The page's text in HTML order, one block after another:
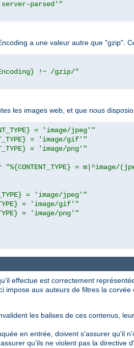
'server-parsed'"
a une valeur autre que "gzip".
!~ /gzip/"
les images web, et que nous
= 'image/jpeg'"
= 'image/gif'"
= 'image/png'"
"%{CONTENT_TYPE} =
= 'image/jpeg'"
= 'image/gif'"
= 'image/png'"
effectue est correctement
impose aux auteurs de filtres la
les balises de ces contenus,
en entrée, doivent s'assurer qu'il
qu'ils ne violent pas la directive